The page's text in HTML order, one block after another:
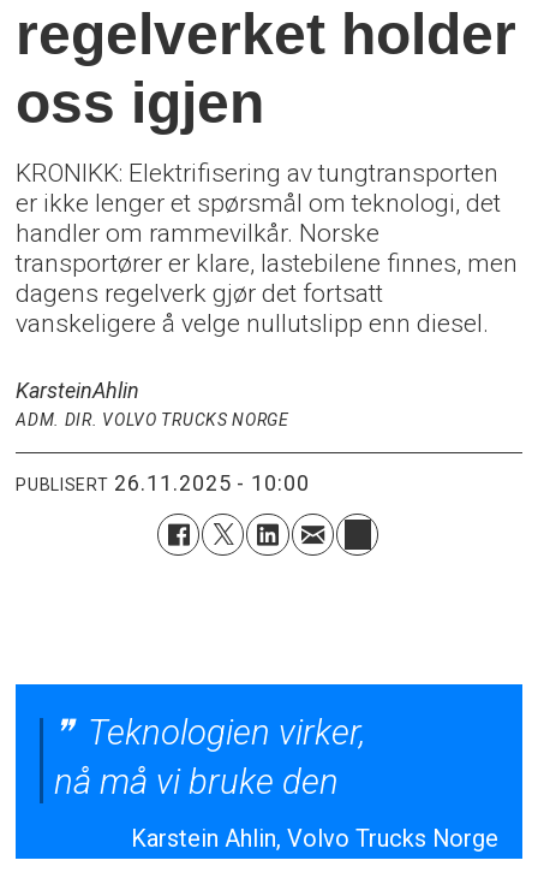
regelverket holder
oss igjen
KRONIKK: Elektrifisering av tungtransporten
er ikke lenger et spørsmål om teknologi, det
handler om rammevilkår. Norske
transportører er klare, lastebilene finnes, men
dagens regelverk gjør det fortsatt
vanskeligere å velge nullutslipp enn diesel.
KarsteinAhlin
ADM. DIR. VOLVO TRUCKS NORGE
PUBLISERT 26.11.2025 - 10:00
Teknologien virker,
nå må vi bruke den
Karstein Ahlin, Volvo Trucks Norge